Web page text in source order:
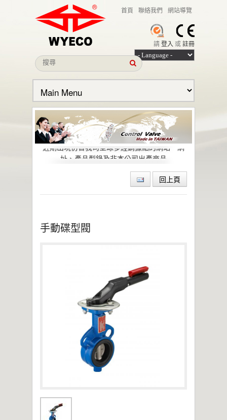
首頁 聯絡我們 網站導覽
請登入 或註冊
本公司名義遭冒用之聲明
近期出現仿冒我司全球多經銷據點的網站、網
址、產品型錄及非本公司出產商品
助力石化與特殊化學產業邁向綠色轉型與
2021年桃園市政府表揚
偉允閥業邱倉祥掌舵北市機器公會
~~杜絕仿冒 拒絕山寨~~
回上頁
手動碟型閥